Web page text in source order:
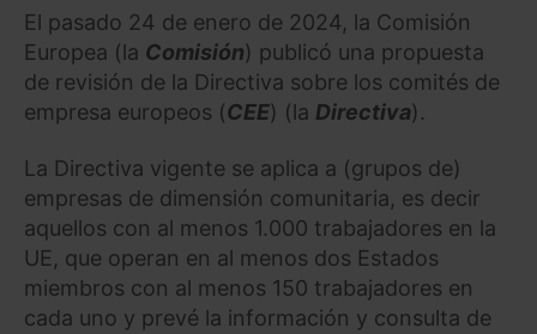
El pasado 24 de enero de 2024, la Comisión
Europea (la Comisión) publicó una propuesta
de revisión de la Directiva sobre los comités de
empresa europeos (CEE) (la Directiva).
La Directiva vigente se aplica a (grupos de)
empresas de dimensión comunitaria, es decir
aquellos con al menos 1.000 trabajadores en la
UE, que operan en al menos dos Estados
miembros con al menos 150 trabajadores en
cada uno y prevé la información y consulta de